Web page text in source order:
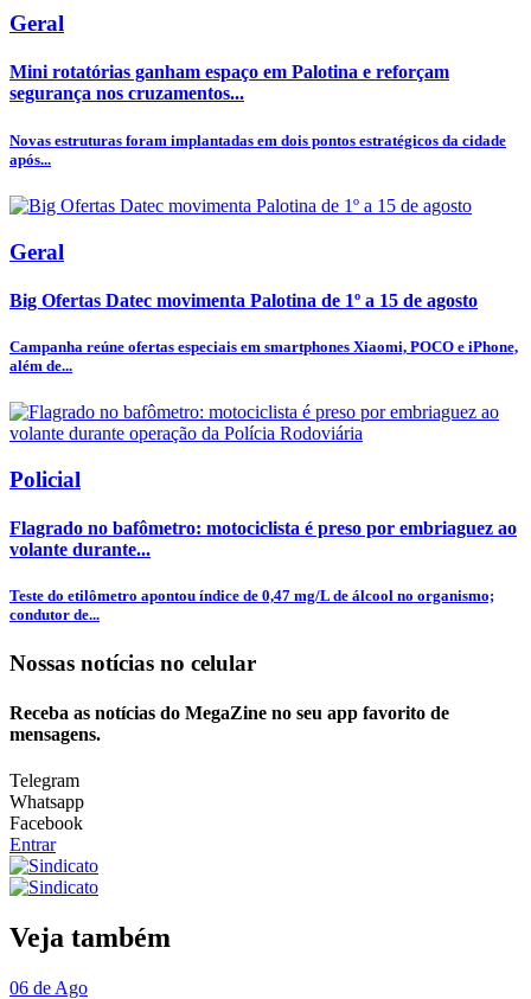
Geral
Mini rotatórias ganham espaço em Palotina e reforçam
segurança nos cruzamentos...
Novas estruturas foram implantadas em dois pontos estratégicos da cidade
após...
Geral
Big Ofertas Datec movimenta Palotina de 1º a 15 de agosto
Campanha reúne ofertas especiais em smartphones Xiaomi, POCO e iPhone,
além de...
Policial
Flagrado no bafômetro: motociclista é preso por embriaguez ao
volante durante...
Teste do etilômetro apontou índice de 0,47 mg/L de álcool no organismo;
condutor de...
Nossas notícias no celular
Receba as notícias do MegaZine no seu app favorito de
mensagens.
Telegram
Whatsapp
Facebook
Entrar
Veja também
06 de Ago